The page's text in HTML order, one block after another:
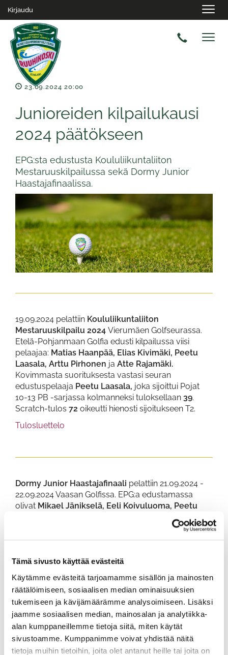
Tämä sivusto käyttää evästeitä
Käytämme evästeitä tarjoamamme sisällön ja mainosten
räätälöimiseen, sosiaalisen median ominaisuuksien
tukemiseen ja kävijämäärämme analysoimiseen. Lisäksi
jaamme sosiaalisen median, mainosalan ja analytiikka-
alan kumppaneillemme tietoja siitä, miten käytät
sivustoamme. Kumppanimme voivat yhdistää näitä
tietoja muihin tietoihin, joita olet antanut heille tai joita on
Kirjaudu
23.09.2024 20:00
Junioreiden kilpailukausi
2024 päätökseen
EPG:sta edustusta Koululiikuntaliiton
Mestaruuskilpailussa sekä Dormy Junior
Haastajafinaalissa.
19.09.2024 pelattiin Koululiikuntaliiton
Mestaruuskilpailu 2024 Vierumäen Golfseurassa.
Etelä-Pohjanmaan Golfia edusti kilpailussa viisi
pelaajaa: Matias Haanpää, Elias Kivimäki, Peetu
Laasala, Arttu Pirhonen ja Atte Rajamäki.
Kovimmasta suorituksesta vastasi seuran
edustuspelaaja Peetu Laasala, joka sijoittui Pojat
10-13 PB -sarjassa kolmanneksi tuloksellaan 39.
Scratch-tulos 72 oikeutti hienosti sijoitukseen T2.
Tulosluettelo
Dormy Junior Haastajafinaali pelattiin 21.09.2024 -
22.09.2024 Vaasan Golfissa. EPG:a edustamassa
olivat Mikael Jänikselä, Eeli Koivuluoma, Peetu
Fiia Savolainen.
pelasi
(120, 122) +98.
Future-14 -sarjassa
Eeli Koivuluoma (171, 87, 84
+27)
Peetu Laasala (171, 84, 87 +27)
sijoittuivat
T12.Mikael Jänikselän kokonaistulos oli204 (95,
109) +60.
Tulosluettelo